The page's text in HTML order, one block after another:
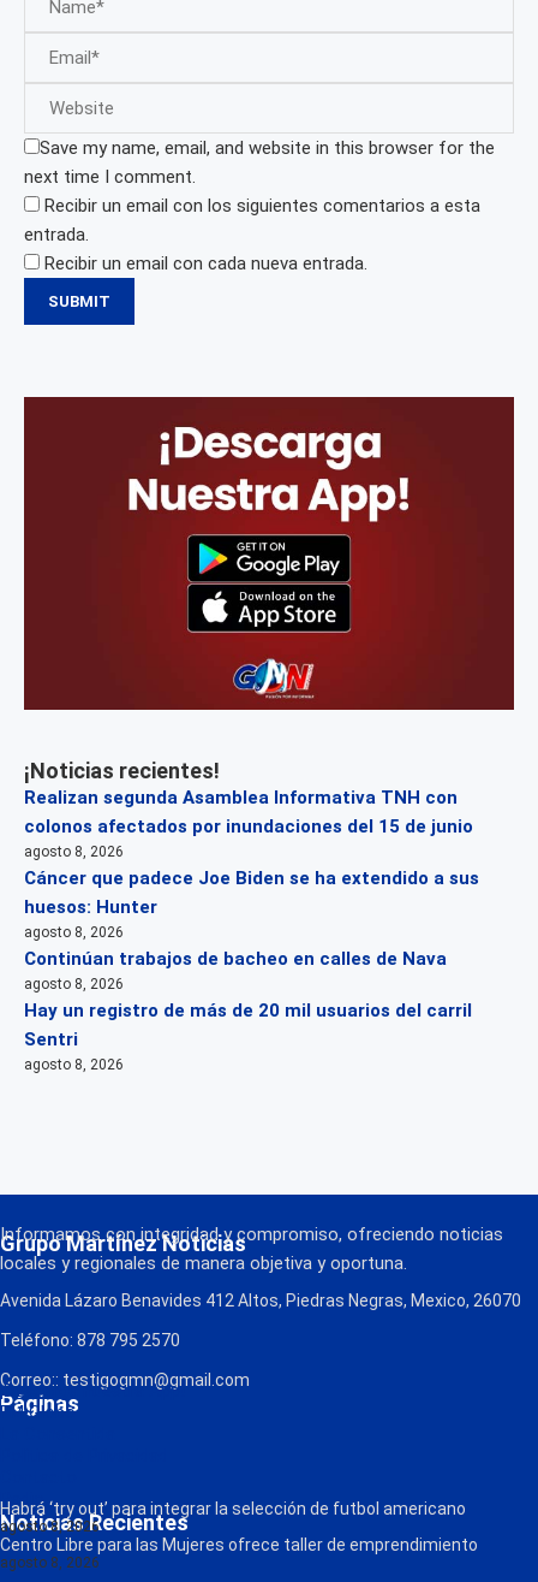
Save my name, email, and website in this browser for the
next time I comment.
Recibir un email con los siguientes comentarios a esta
entrada.
Recibir un email con cada nueva entrada.
¡Noticias recientes!
Realizan segunda Asamblea Informativa TNH con
colonos afectados por inundaciones del 15 de junio
agosto 8, 2026
Cáncer que padece Joe Biden se ha extendido a sus
huesos: Hunter
agosto 8, 2026
Continúan trabajos de bacheo en calles de Nava
agosto 8, 2026
Hay un registro de más de 20 mil usuarios del carril
Sentri
agosto 8, 2026
Grupo Martínez Noticias
Informamos con integridad y compromiso, ofreciendo noticias
locales y regionales de manera objetiva y oportuna.
Avenida Lázaro Benavides 412 Altos, Piedras Negras, Mexico, 26070
Teléfono: 878 795 2570
Correo:: testigogmn@gmail.com
Páginas
¡Descarga nuestra App!
FM Globo
Radio
Noticias Recientes
Habrá ‘try out’ para integrar la selección de futbol americano
agosto 8, 2026
Centro Libre para las Mujeres ofrece taller de emprendimiento
agosto 8, 2026